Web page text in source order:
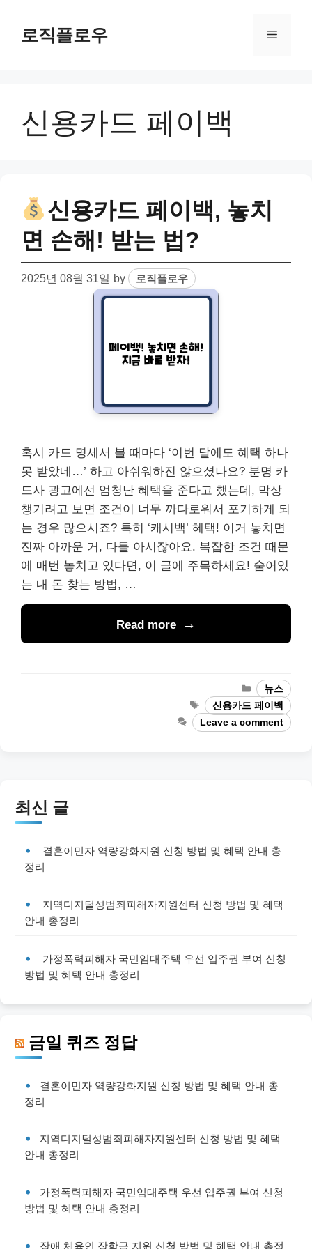
content로직플로우 Menu
신용카드 페이백
신용카드 페이백, 놓치
면 손해! 받는 법?
2025년 08월 31일 by 로직플로우
혹시 카드 명세서 볼 때마다 ‘이번 달에도 혜택 하나
못 받았네…’ 하고 아쉬워하진 않으셨나요? 분명 카
드사 광고에선 엄청난 혜택을 준다고 했는데, 막상
챙기려고 보면 조건이 너무 까다로워서 포기하게 되
는 경우 많으시죠? 특히 ‘캐시백’ 혜택! 이거 놓치면
진짜 아까운 거, 다들 아시잖아요. 복잡한 조건 때문
에 매번 놓치고 있다면, 이 글에 주목하세요! 숨어있
는 내 돈 찾는 방법, …
Read more
Categories
뉴스
Tags
신용카드 페이백
Leave a comment
최신 글
결혼이민자 역량강화지원 신청 방법 및 혜택 안내 총
정리
지역디지털성범죄피해자지원센터 신청 방법 및 혜택
안내 총정리
가정폭력피해자 국민임대주택 우선 입주권 부여 신청
방법 및 혜택 안내 총정리
금일 퀴즈 정답
결혼이민자 역량강화지원 신청 방법 및 혜택 안내 총
정리
지역디지털성범죄피해자지원센터 신청 방법 및 혜택
안내 총정리
가정폭력피해자 국민임대주택 우선 입주권 부여 신청
방법 및 혜택 안내 총정리
장애 체육인 장학금 지원 신청 방법 및 혜택 안내 총정